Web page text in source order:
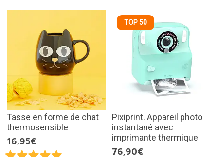
Tasse en forme de chat
thermosensible
16,95€
TOP 50
Pixiprint. Appareil photo
instantané avec
imprimante thermique
76,90€